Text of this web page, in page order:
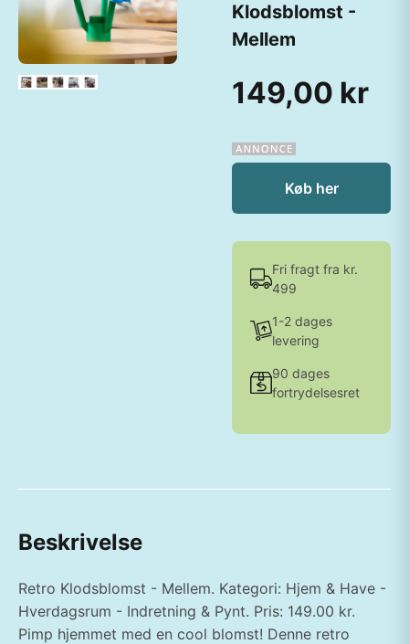
Klodsblomst -
Mellem
149,00 kr
Køb her
Fri fragt fra kr.
499
1-2 dages
levering
90 dages
fortrydelsesret
Beskrivelse
Retro Klodsblomst - Mellem. Kategori: Hjem & Have -
Hverdagsrum - Indretning & Pynt. Pris: 149.00 kr.
Pimp hjemmet med en cool blomst! Denne retro